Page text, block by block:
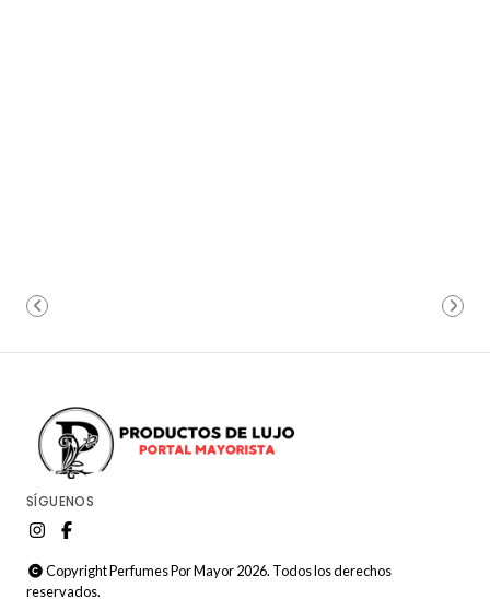
SÍGUENOS
Copyright Perfumes Por Mayor 2026. Todos los derechos
reservados.